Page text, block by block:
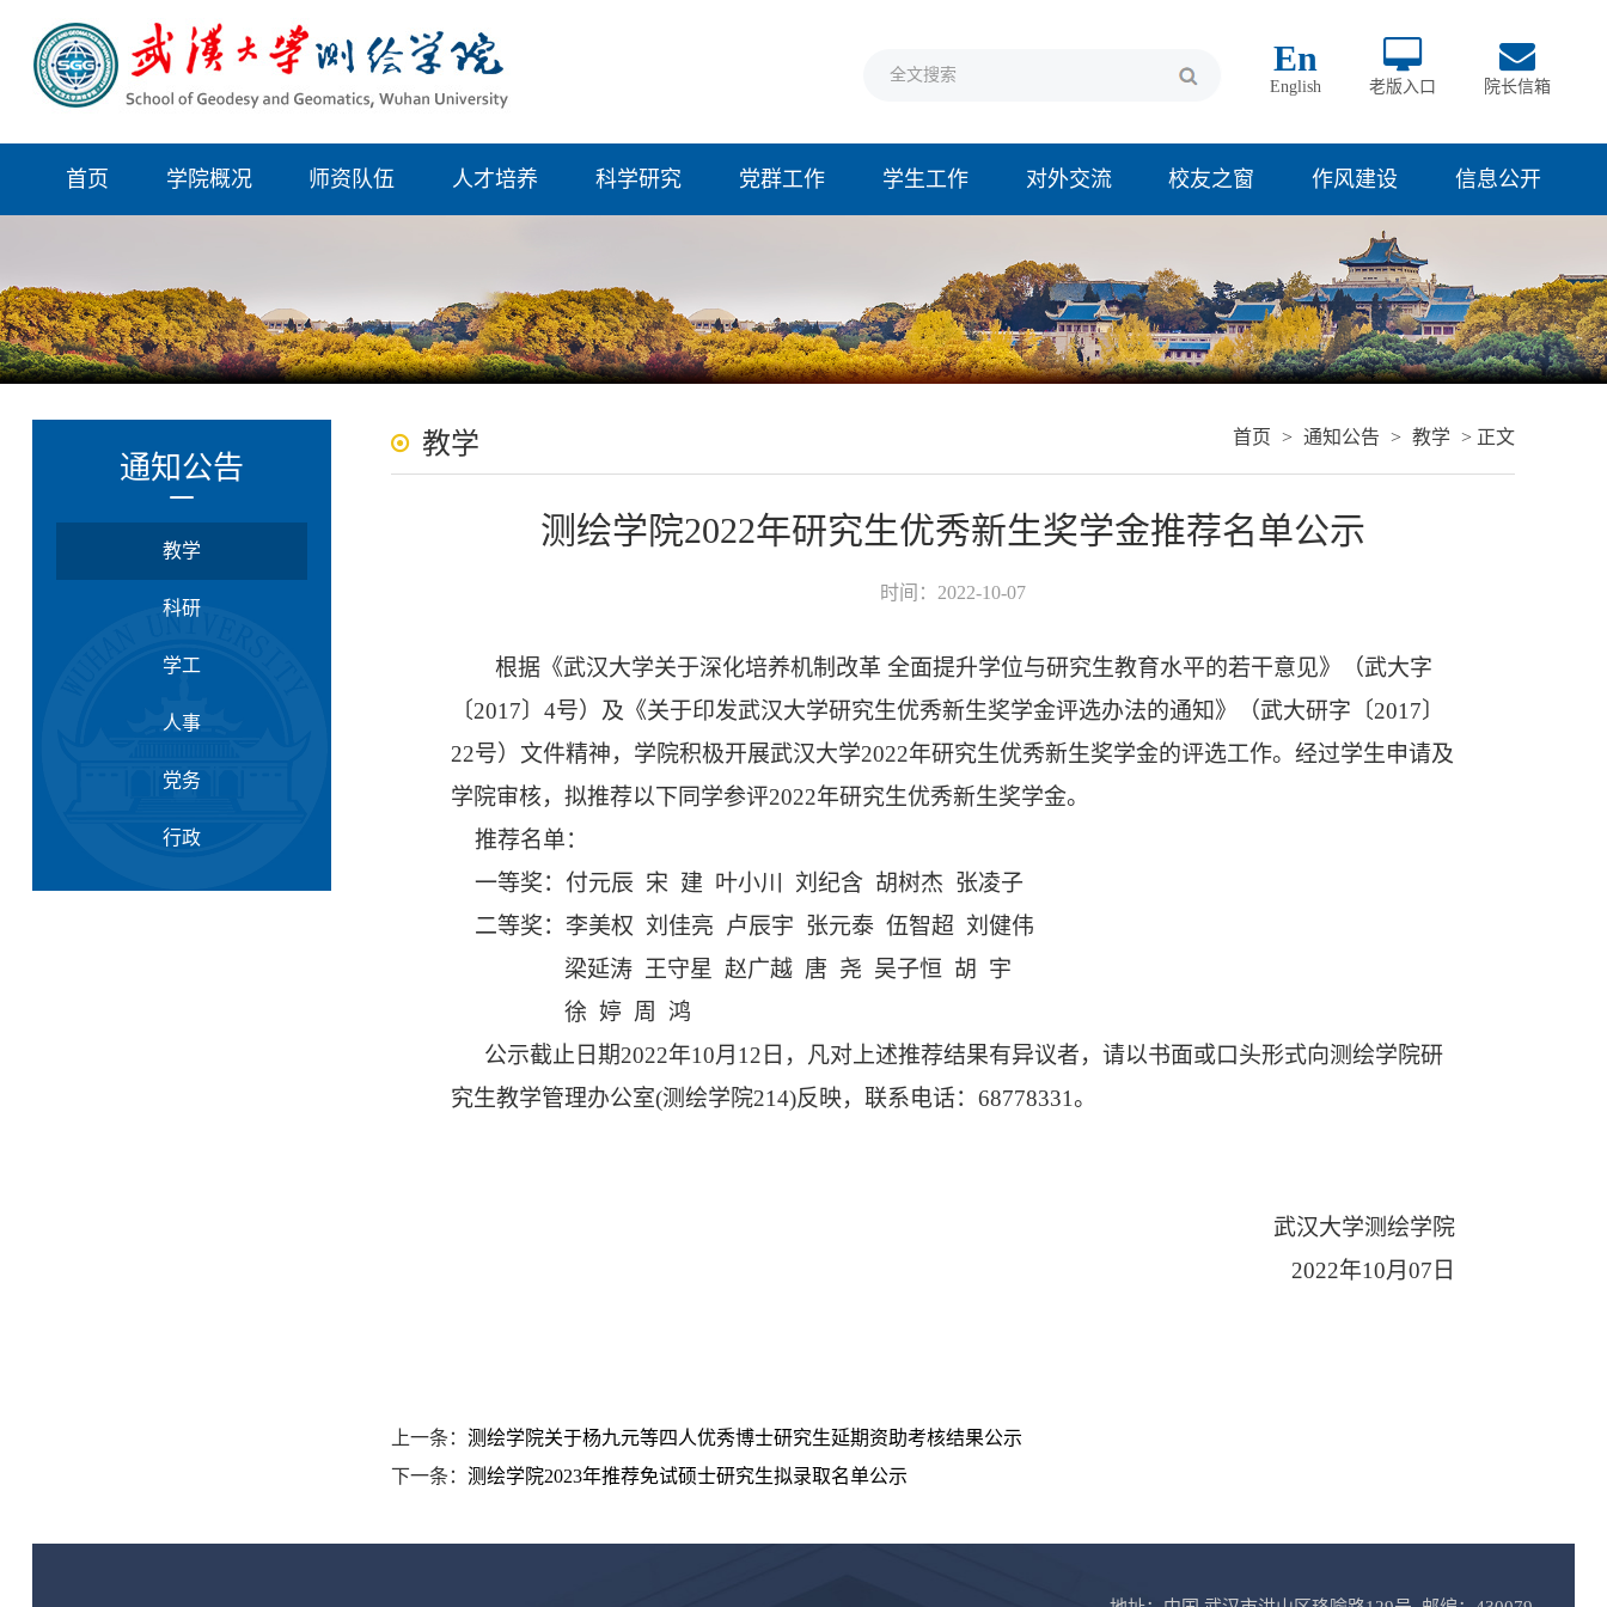
En
English 老版入口 院长信箱
首页 学院概况 师资队伍 人才培养 科学研究 党群工作 学生工作 对外交流 校友之窗 作风建设 信息公开
通知公告
教学
科研
学工
人事
党务
行政
教学 首页 > 通知公告 > 教学 > 正文
测绘学院2022年研究生优秀新生奖学金推荐名单公示
时间：2022-10-07
根据《武汉大学关于深化培养机制改革 全面提升学位与研究生教育水平的若干意见》（武大字
〔2017〕 4号）及《关于印发武汉大学研究生优秀新生奖学金评选办法的通知》（武大研字〔2017〕
22号）文件精神，学院积极开展武汉大学2022年研究生优秀新生奖学金的评选工作。经过学生申请及
学院审核，拟推荐以下同学参评2022年研究生优秀新生奖学金。
推荐名单：
一等奖：付元辰 宋 建 叶小川 刘纪含 胡树杰 张凌子
二等奖：李美权 刘佳亮 卢辰宇 张元泰 伍智超 刘健伟
梁延涛 王守星 赵广越 唐 尧 吴子恒 胡
宇
徐 婷 周
鸿
公示截止日期2022年10月 12 日，凡对上述推荐结果有异议者，请以书面或口头形式向测绘学院研
究生教学管理办公室(测绘学院214)反映，联系电话： 68778331。
武汉大学测绘学院
2022年10月07 日
上一条： 测绘学院关于杨九元等四人优秀博士研究生延期资助考核结果公示
下一条： 测绘学院2023年推荐免试硕士研究生拟录取名单公示